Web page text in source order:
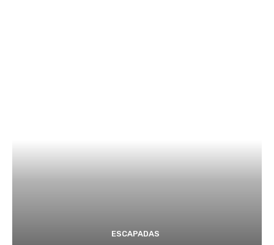
ESCAPADAS